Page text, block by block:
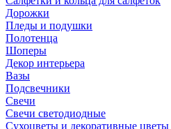
Дорожки
Пледы и подушки
Полотенца
Шоперы
Декор интерьера
Вазы
Подсвечники
Свечи
Свечи светодиодные
Сухоцветы и декоративные цветы